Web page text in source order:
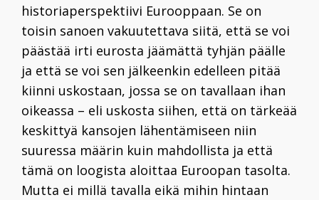
historiaperspektiivi Eurooppaan. Se on
toisin sanoen vakuutettava siitä, että se voi
päästää irti eurosta jäämättä tyhjän päälle
ja että se voi sen jälkeenkin edelleen pitää
kiinni uskostaan, jossa se on tavallaan ihan
oikeassa – eli uskosta siihen, että on tärkeää
keskittyä kansojen lähentämiseen niin
suuressa määrin kuin mahdollista ja että
tämä on loogista aloittaa Euroopan tasolta.
Mutta ei millä tavalla eikä mihin hintaan